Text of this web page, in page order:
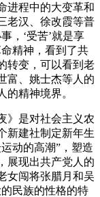
进程中的大变革和
老汉、徐改霞等普
，‘受苦’就是享
精神，看到了共
转变，可以看到老
富、姚士杰等人的
的精神境界。
》是对社会主义农
新建社制定新年生
动的高潮”，塑造
展现出共产党人的
女闯将张腊月和吴
民族的性格的特